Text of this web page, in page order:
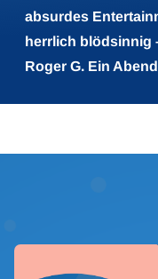
absurdes
herrlich blödsinnig
Roger G. Ein